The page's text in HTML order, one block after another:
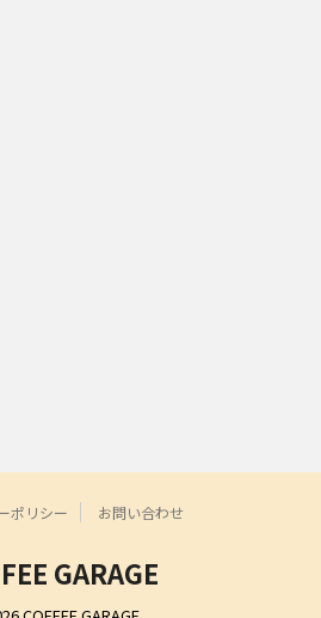
ポリシー お問い合わせ
GARAGE